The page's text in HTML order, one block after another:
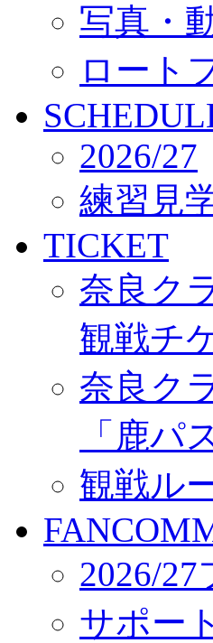
写真・
ロート
2026/27
練習見
TICKET
奈良ク
観戦チ
奈良ク
「鹿パ
観戦ル
2026/
サポー